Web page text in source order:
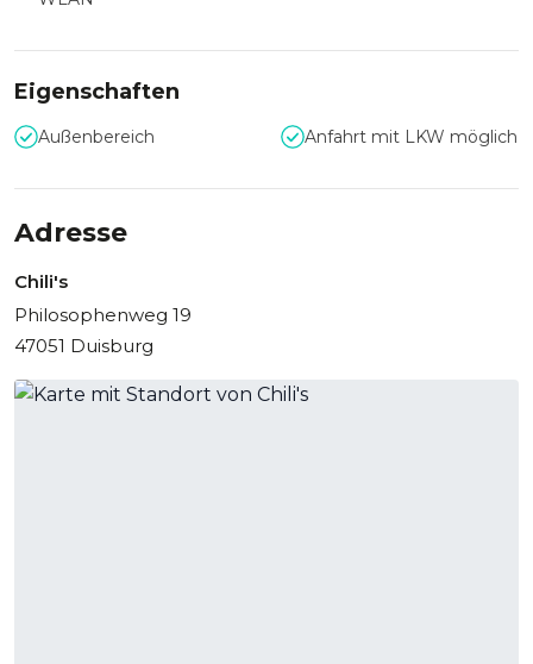
Erleben Sie und Ihre Gäste im Restaurant Chili's eine
authentische thailändische Küche im Duisburger-
Eigenschaften
Außenbereich Anfahrt mit LKW möglich
Adresse
Chili's
Philosophenweg 19
47051 Duisburg